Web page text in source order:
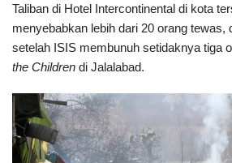
Taliban di Hotel Intercontinental di kota
menyebabkan lebih dari 20 orang tewas,
setelah ISIS membunuh setidaknya tiga
the Children di Jalalabad.